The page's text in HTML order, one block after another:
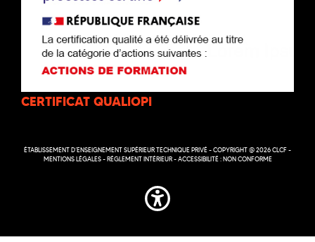
CERTIFICAT QUALIOPI
ÉTABLISSEMENT D’ENSEIGNEMENT SUPÉRIEUR TECHNIQUE PRIVÉ - COPYRIGHT @ 2026 CLCF -
MENTIONS LÉGALES-RÉGLEMENT INTÉRIEUR-ACCESSIBILITÉ : NON CONFORME